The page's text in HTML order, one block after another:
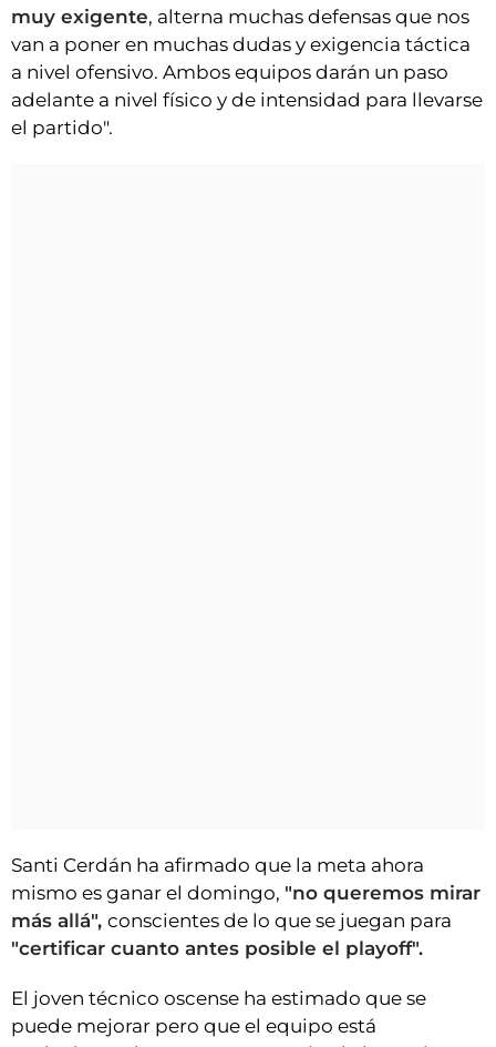
muy exigente, alterna muchas defensas que nos
van a poner en muchas dudas y exigencia táctica
a nivel ofensivo. Ambos equipos darán un paso
adelante a nivel físico y de intensidad para llevarse
el partido".
Santi Cerdán ha afirmado que la meta ahora
mismo es ganar el domingo, "no queremos mirar
más allá", conscientes de lo que se juegan para
"certificar cuanto antes posible el playoff".
El joven técnico oscense ha estimado que se
puede mejorar pero que el equipo está